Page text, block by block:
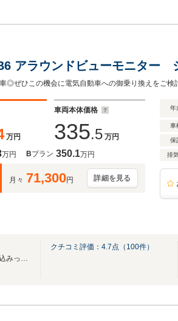
アラウンドビューモニター
◎ぜひこの機会に電気自動車への御乗り換えをご検
万円
車両本体価格
335.5 万円
万円 Bプラン 350.1万円
月々 71,300円 詳細を見る
年
車
保
排
クチコミ評価： 4.7 点（ 100件）